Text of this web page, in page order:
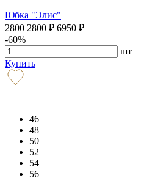
Юбка "Элис"
2800 2800 ₽ 6950 ₽
-60%
шт
Купить
46
48
50
52
54
56